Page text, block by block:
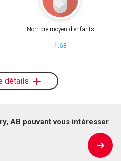
Nombre moyen d'enfants
1.63
détails
AB pouvant vous intéresser